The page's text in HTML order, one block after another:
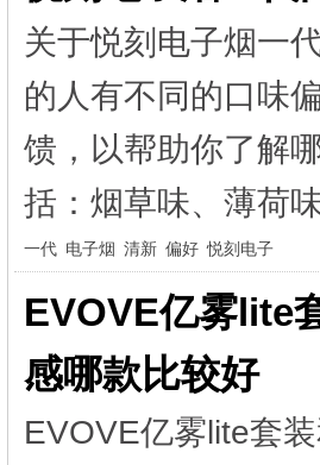
关于悦刻电子烟一
的人有不同的口味
馈，以帮助你了解
括：烟草味、薄荷
一代 电子烟 清新 偏好 悦刻电子
EVOVE亿雾lite
感哪款比较好
EVOVE亿雾lite套